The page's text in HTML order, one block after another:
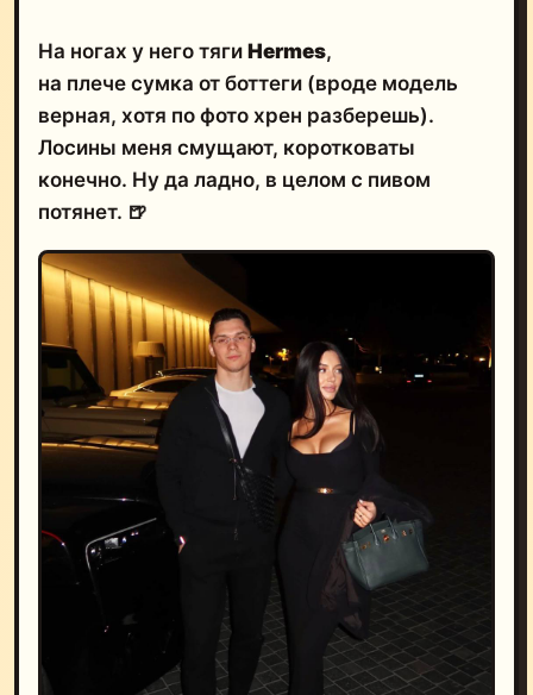
На ногах у него тяги Hermes,
на плече сумка от боттеги (вроде модель
верная, хотя по фото хрен разберешь).
Лосины меня смущают, коротковаты
конечно. Ну да ладно, в целом с пивом
потянет. 🍺